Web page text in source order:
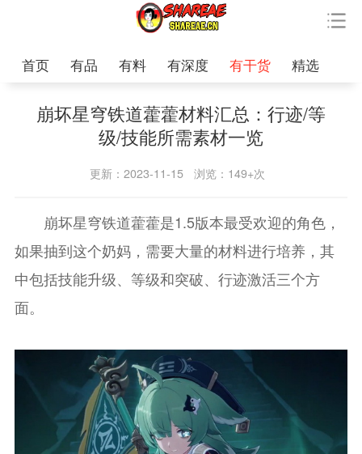
首页 有品 有料 有深度 有干货 精选
崩坏星穹铁道藿藿材料汇总：行迹/等
级/技能所需素材一览
更新：2023-11-15 浏览：149+次
崩坏星穹铁道藿藿是1.5版本最受欢迎的角色，
如果抽到这个奶妈，需要大量的材料进行培养，其
中包括技能升级、等级和突破、行迹激活三个方
面。